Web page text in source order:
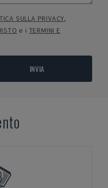
SULLA PRIVACY,
e i TERMINI E
INVIA